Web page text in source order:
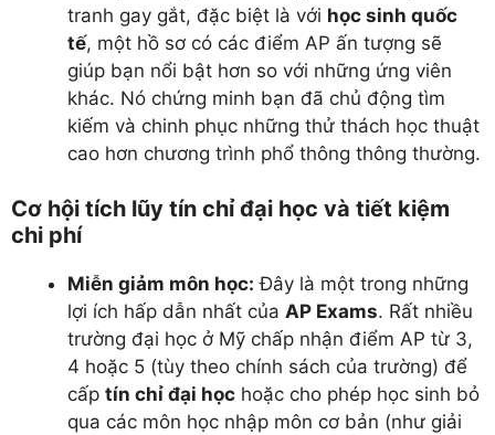
tranh gay gắt, đặc biệt là với học sinh quốc
tế, một hồ sơ có các điểm AP ấn tượng sẽ
giúp bạn nổi bật hơn so với những ứng viên
khác. Nó chứng minh bạn đã chủ động tìm
kiếm và chinh phục những thử thách học thuật
cao hơn chương trình phổ thông thông thường.
Cơ hội tích lũy tín chỉ đại học và tiết kiệm
chi phí
Miễn giảm môn học: Đây là một trong những
lợi ích hấp dẫn nhất của AP Exams. Rất nhiều
trường đại học ở Mỹ chấp nhận điểm AP từ 3,
4 hoặc 5 (tùy theo chính sách của trường) để
cấp tín chỉ đại học hoặc cho phép học sinh bỏ
qua các môn học nhập môn cơ bản (như giải